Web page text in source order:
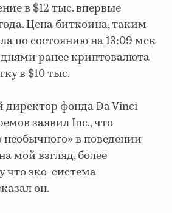
в $12 тыс. впервые
Цена биткоина, таким
по состоянию на 13:09 мск
днями ранее криптовалюта
в $10 тыс.
фонда Da Vinci
заявил Inc., что
в поведении
мой взгляд, более
что эко-система
он.